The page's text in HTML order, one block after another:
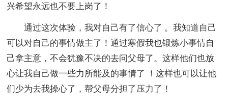
兴希望永远也不要上岗了！
通过这次体验，我对自己有了信心了 。我知道自己
可以对自己的事情做主了！通过寒假我也锻炼小事情自
己拿主意，不会犹豫不决的去问父母了。这样他们也放
心让我自己做一些力所能及的事情了 ！这样也可以让他
们少为去我操心了，帮父母分担了压力了！